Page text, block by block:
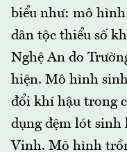
biểu như: mô hình
dân tộc thiểu số
Nghệ An do
hiện. Mô hình
đổi khí hậu trong
dụng đệm lót sinh
Vinh. Mô hình